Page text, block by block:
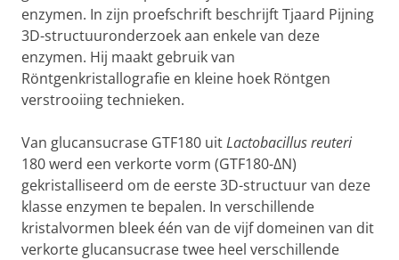
enzymen. In zijn proefschrift beschrijft Tjaard Pijning
3D-structuuronderzoek aan enkele van deze
enzymen. Hij maakt gebruik van
Röntgenkristallografie en kleine hoek Röntgen
verstrooiing technieken.
Van glucansucrase GTF180 uitLactobacillus reuteri
180 werd een verkorte vorm (GTF180-ΔN)
gekristalliseerd om de eerste 3D-structuur van deze
klasse enzymen te bepalen. In verschillende
kristalvormen bleek één van de vijf domeinen van dit
verkorte glucansucrase twee heel verschillende